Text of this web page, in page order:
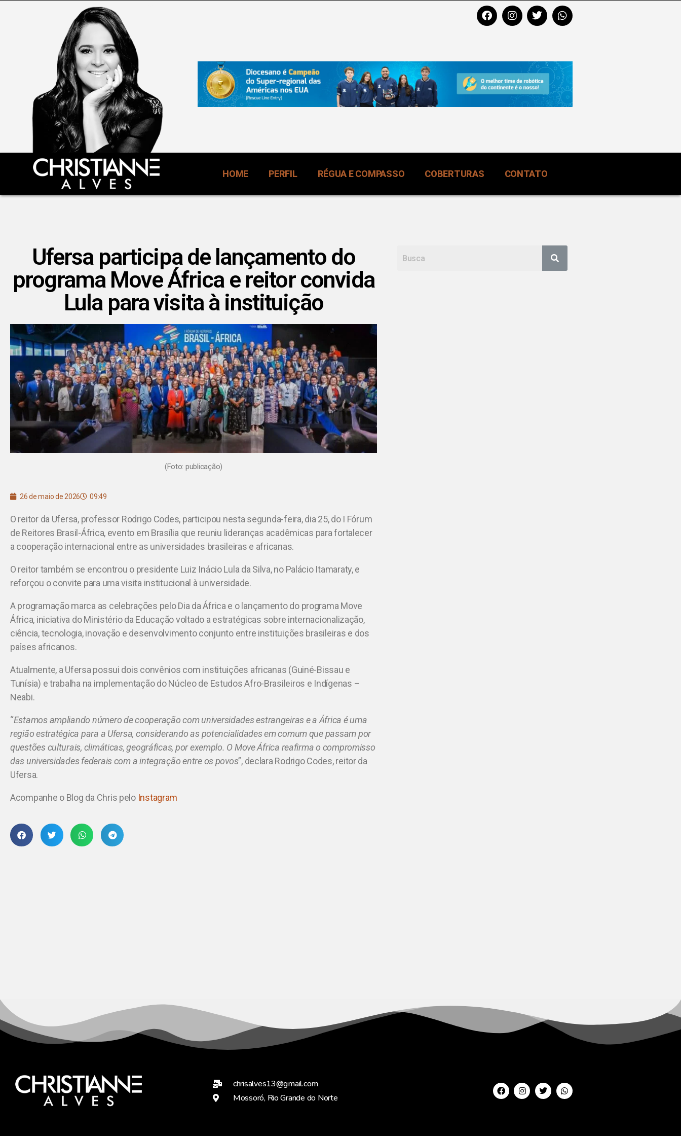
HOME PERFIL RÉGUA E COMPASSO COBERTURAS CONTATO
Ufersa participa de lançamento do
programa Move África e reitor convida
Lula para visita à instituição
(Foto: publicação)
26 de maio de 2026 09:49
O reitor da Ufersa, professor Rodrigo Codes, participou nesta segunda-feira, dia 25, do I Fórum
de Reitores Brasil-África, evento em Brasília que reuniu lideranças acadêmicas para fortalecer
a cooperação internacional entre as universidades brasileiras e africanas.
O reitor também se encontrou o presidente Luiz Inácio Lula da Silva, no Palácio Itamaraty, e
reforçou o convite para uma visita institucional à universidade.
A programação marca as celebrações pelo Dia da África e o lançamento do programa Move
África, iniciativa do Ministério da Educação voltado a estratégicas sobre internacionalização,
ciência, tecnologia, inovação e desenvolvimento conjunto entre instituições brasileiras e dos
países africanos.
Atualmente, a Ufersa possui dois convênios com instituições africanas (Guiné-Bissau e
Tunísia) e trabalha na implementação do Núcleo de Estudos Afro-Brasileiros e Indígenas –
Neabi.
“Estamos ampliando número de cooperação com universidades estrangeiras e a África é uma
região estratégica para a Ufersa, considerando as potencialidades em comum que passam por
questões culturais, climáticas, geográficas, por exemplo. O Move África reafirma o compromisso
das universidades federais com a integração entre os povos”, declara Rodrigo Codes, reitor da
Ufersa.
Acompanhe o Blog da Chris pelo Instagram
chrisalves13@gmail.com
Mossoró, Rio Grande do Norte